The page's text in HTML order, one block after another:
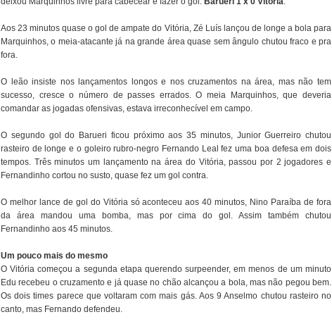
Aos 23 minutos quase o gol de ampate do Vitória, Zé Luís lançou de longe a bola para
Marquinhos, o meia-atacante já na grande área quase sem ângulo chutou fraco e pra
fora.
O leão insiste nos lançamentos longos e nos cruzamentos na área, mas não tem
sucesso, cresce o número de passes errados. O meia Marquinhos, que deveria
comandar as jogadas ofensivas, estava irreconhecível em campo.
O segundo gol do Barueri ficou próximo aos 35 minutos, Junior Guerreiro chutou
rasteiro de longe e o goleiro rubro-negro Fernando Leal fez uma boa defesa em dois
tempos. Três minutos um lançamento na área do Vitória, passou por 2 jogadores e
Fernandinho cortou no susto, quase fez um gol contra.
O melhor lance de gol do Vitória só aconteceu aos 40 minutos, Nino Paraíba de fora
da área mandou uma bomba, mas por cima do gol. Assim também chutou
Fernandinho aos 45 minutos.
Um pouco mais do mesmo
O Vitória começou a segunda etapa querendo surpeender, em menos de um minuto
Edu recebeu o cruzamento e já quase no chão alcançou a bola, mas não pegou bem.
Os dois times parece que voltaram com mais gás. Aos 9 Anselmo chutou rasteiro no
canto, mas Fernando defendeu.